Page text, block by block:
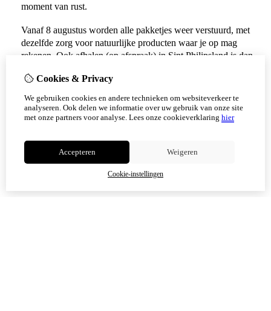
Cookies & Privacy
We gebruiken cookies en andere technieken om websiteverkeer te
analyseren. Ook delen we informatie over uw gebruik van onze site
met onze partners voor analyse. Lees onze cookieverklaring hier
Accepteren Weigeren
Cookie-instellingen
moment van rust.
Vanaf 8 augustus worden alle pakketjes weer verstuurd, met
dezelfde zorg voor natuurlijke producten waar je op mag
rekenen. Ook afhalen (op afspraak) in Sint Philipsland is dan
Vanaf 17 augustus zijn alle afhaalpunten (Tholen en
Scherpenisse) weer geopend.